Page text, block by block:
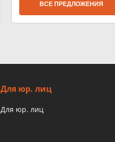
ВСЕ ПРЕДЛОЖЕНИЯ
Для юр. лиц
Для юр. лиц